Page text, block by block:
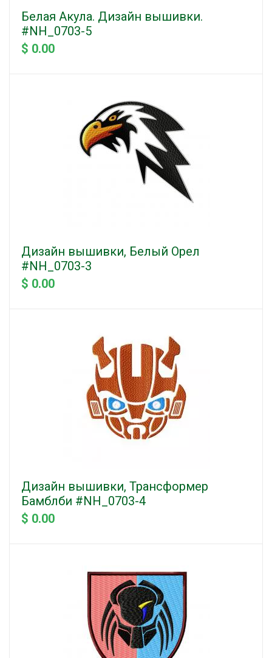
Белая Акула. Дизайн вышивки.
#NH_0703-5
$ 0.00
Дизайн вышивки, Белый Орел
#NH_0703-3
$ 0.00
Дизайн вышивки, Трансформер
Бамблби #NH_0703-4
$ 0.00